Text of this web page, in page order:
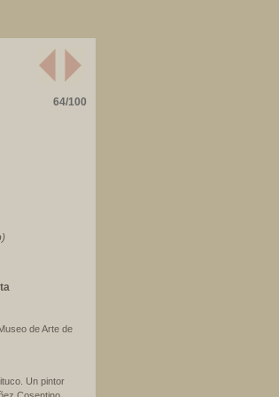
64/100
de Arte de
Un pintor